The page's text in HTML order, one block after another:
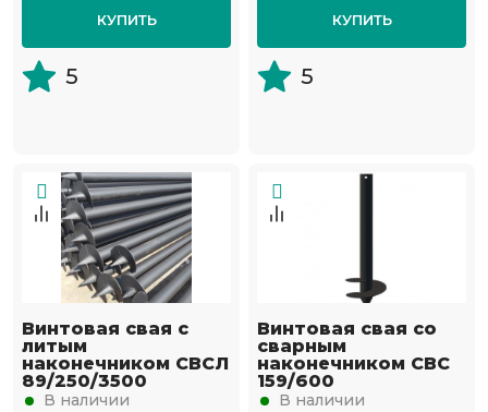
КУПИТЬ
5
КУПИТЬ
5
Винтовая свая с
литым
наконечником СВСЛ
89/250/3500
В наличии
Винтовая свая со
сварным
наконечником СВС
159/600
В наличии